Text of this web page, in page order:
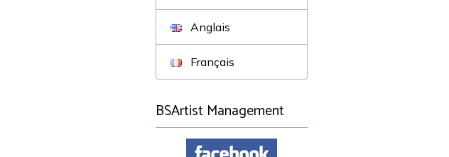
Anglais
Français
BSArtist Management